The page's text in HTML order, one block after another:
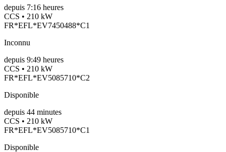
depuis 7:16 heures
CCS • 210 kW
FR*EFL*EV7450488*C1
Inconnu
depuis 9:49 heures
CCS • 210 kW
FR*EFL*EV5085710*C2
Disponible
depuis 44 minutes
CCS • 210 kW
FR*EFL*EV5085710*C1
Disponible